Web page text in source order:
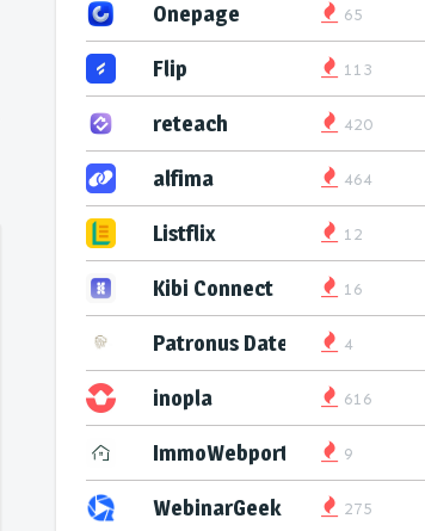
Onepage 65
Flip 113
reteach 420
alfima 464
Listflix 12
Kibi Connect 16
Patronus Datenservice
4
inopla 616
ImmoWebport 9
WebinarGeek 275